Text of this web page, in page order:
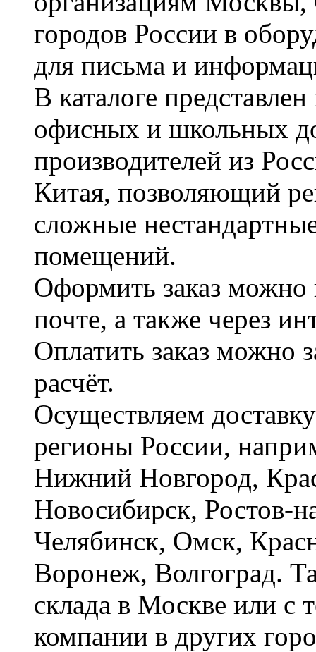
городов России в
для письма и
В каталоге
офисных и школьных
производителей из
Китая, позволяющий
сложные
помещений.
Оформить заказ можно
почте, а также через
Оплатить заказ можно
расчёт.
Осуществляем
регионы России,
Нижний Новгород,
Новосибирск, Ростов-
Челябинск, Омск,
Воронеж, Волгоград.
склада в Москве или с
компании в других